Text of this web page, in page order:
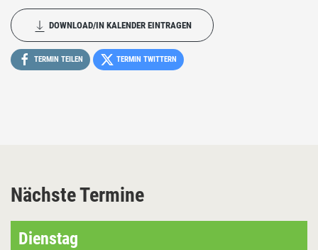
DOWNLOAD/IN KALENDER EINTRAGEN
TERMIN TEILEN TERMIN TWITTERN
Nächste Termine
Dienstag